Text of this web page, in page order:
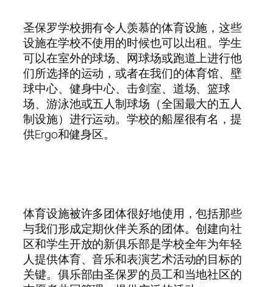
圣保罗学校拥有令人羡慕的体育设施，这些
设施在学校不使用的时候也可以出租。学生
可以在室外的球场、网球场或跑道上进行他
们所选择的运动，或者在我们的体育馆、壁
球中心、健身中心、击剑室、道场、篮球
场、游泳池或五人制球场（全国最大的五人
制设施）进行运动。学校的船屋很有名，提
供Ergo和健身区。
体育设施被许多团体很好地使用，包括那些
与我们形成定期伙伴关系的团体。创建向社
区和学生开放的新俱乐部是学校全年为年轻
人提供体育、音乐和表演艺术活动的目标的
关键。俱乐部由圣保罗的员工和当地社区的